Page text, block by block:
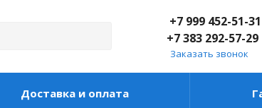
+7 999 452-51-31
+7 383 292-57-29
Заказать звонок
Доставка и оплата